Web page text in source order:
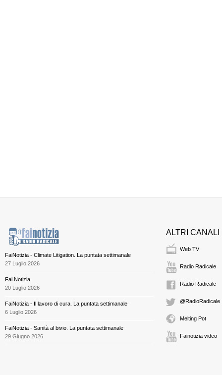
FaiNotizia - Climate Litigation. La puntata settimanale
27 Luglio 2026
Fai Notizia
20 Luglio 2026
FaiNotizia - Il lavoro di cura. La puntata settimanale
6 Luglio 2026
FaiNotizia - Sanità al bivio. La puntata settimanale
29 Giugno 2026
ALTRI CANALI
Web TV
Radio Radicale
Radio Radicale
@RadioRadicale
Melting Pot
Fainotizia video